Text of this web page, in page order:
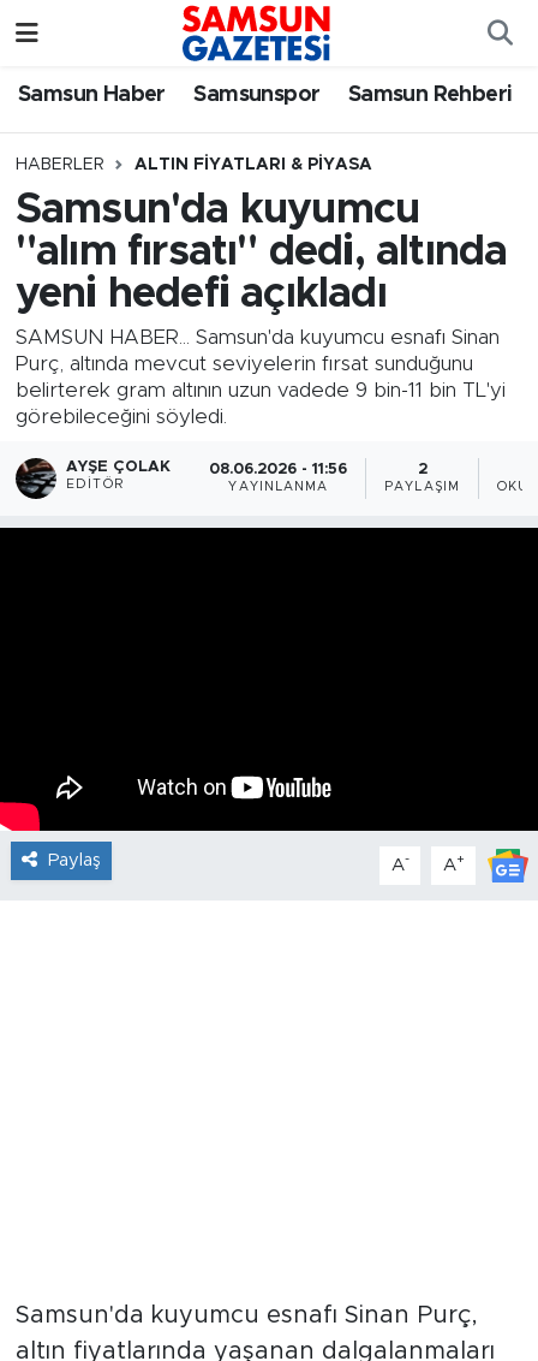
Samsun Haber Samsunspor Samsun Rehberi
HABERLER ALTIN FIYATLARI & PIYASA
Samsun'da kuyumcu
"alım fırsatı" dedi, altında
yeni hedefi açıkladı
SAMSUN HABER... Samsun'da kuyumcu esnafı Sinan
Purç, altında mevcut seviyelerin fırsat sunduğunu
belirterek gram altının uzun vadede 9 bin-11 bin TL'yi
görebileceğini söyledi.
AYŞE ÇOLAK
EDITÖR
08.06.2026 - 11:56
YAYINLANMA
2
PAYLAŞIM
Paylaş A- A+
Samsun'da kuyumcu esnafı Sinan Purç,
altın fiyatlarında yaşanan dalgalanmaları
Samsun Haber
Samsun Rehberi
Resmi İlanlar
Samsun Nöbetçi Eczaneler
Samsun Hava Durumu
SAMSUN Namaz Vakitleri
Samsun Trafik Yoğunluk Haritası
Süper Lig Puan Durumu ve Fikstür
Tüm Manşetler
Son Dakika Haberleri